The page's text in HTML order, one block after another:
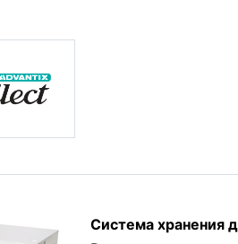
Система хранения